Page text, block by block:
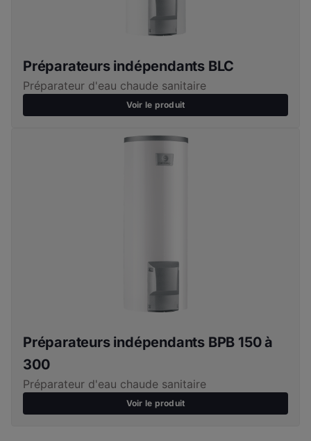
Préparateurs indépendants BLC
Préparateur d'eau chaude sanitaire
Voir le produit
Préparateurs indépendants BPB 150 à
300
Préparateur d'eau chaude sanitaire
Voir le produit